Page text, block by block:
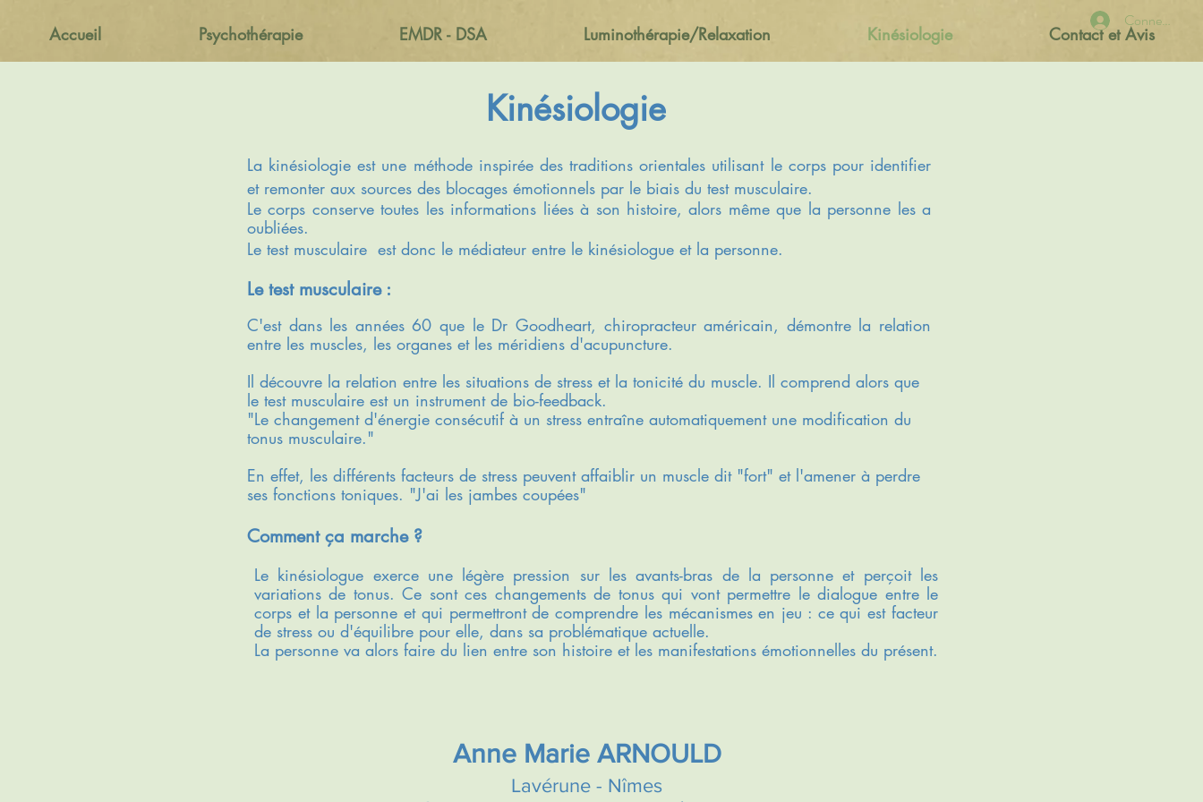
Connexion
Accueil Psychothérapie EMDR - DSA Luminothérapie/Relaxation Kinésiologie Contact et Avis
Kinésiologie
La kinésiologie est une méthode inspirée des traditions orientales utilisant le corps pour identifier
et remonter aux sources des blocages émotionnels par le biais du test musculaire.
Le corps conserve toutes les informations liées à son histoire, alors même que la personne les a
oubliées.
Le test musculaire est donc le médiateur entre le kinésiologue et la personne.
Le test musculaire :
C'est dans les années 60 que le Dr Goodheart, chiropracteur américain, démontre la relation
entre les muscles, les organes et les méridiens d'acupuncture.
Il découvre la relation entre les situations de stress et la tonicité du muscle. Il comprend alors que
le test musculaire est un instrument de bio-feedback.
"Le changement d'énergie consécutif à un stress entraîne automatiquement une modification du
tonus musculaire."
En effet, les différents facteurs de stress peuvent affaiblir un muscle dit "fort" et l'amener à perdre
ses fonctions toniques. "J'ai les jambes coupées"
Comment ça marche ?
Le kinésiologue exerce une légère pression sur les avants-bras de la personne et perçoit les
variations de tonus. Ce sont ces changements de tonus qui vont permettre le dialogue entre le
corps et la personne et qui permettront de comprendre les mécanismes en jeu : ce qui est facteur
de stress ou d'équilibre pour elle, dans sa problématique actuelle.
La personne va alors faire du lien entre son histoire et les manifestations émotionnelles du présent.
Anne Marie ARNOULD
​Lavérune - Nîmes